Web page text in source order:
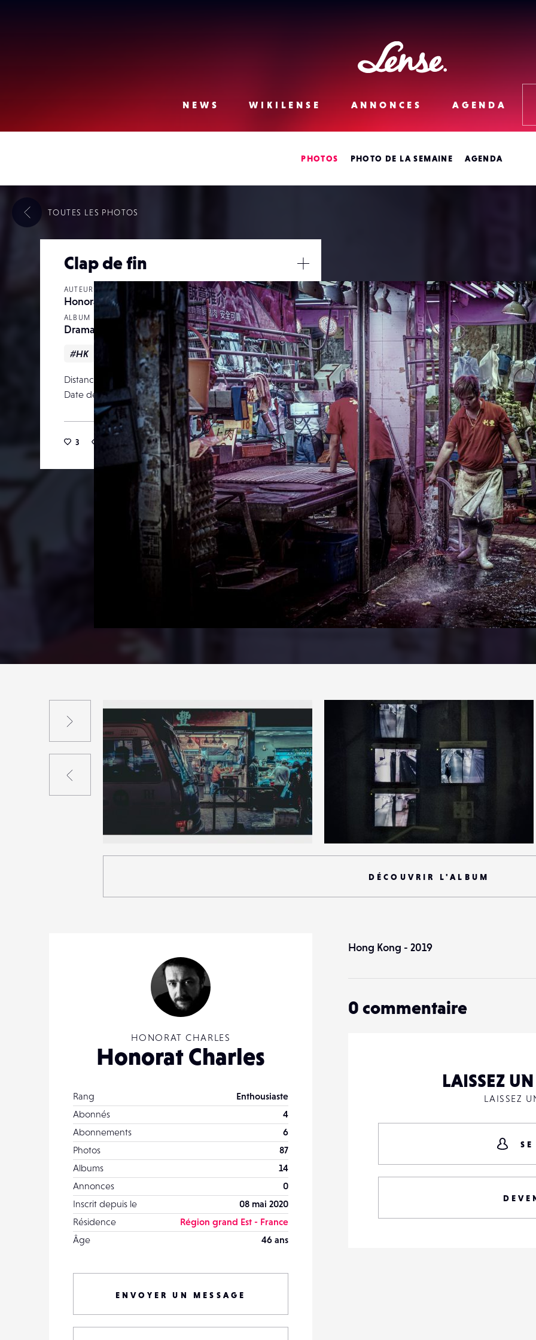
Lense
NEWS
WIKILENSE ANNONCES AGENDA
PHOTOS PHOTO DE LA SEMAINE AGENDA
Clap de fin
AUTEUR
Honoratcharles
ALBUM
Dramaturgie du quotidien
#HK #hongkong #street #streetphoto
Distance focale
0 mm
Date de publication
09 mai 2020
3
/
Fermer
TOUTES LES PHOTOS
21
Suivant
Précédent
DÉCOUVRIR L'ALBUM
HONORAT CHARLES
Honorat Charles
Rang
Enthousiaste
Abonnés
4
Abonnements
6
Photos
87
Albums
14
Annonces
0
Inscrit depuis le
08 mai 2020
Résidence
Région grand Est - France
Âge
46 ans
ENVOYER UN MESSAGE
Hong Kong - 2019
0 commentaire
LAISSEZ
LAISSEZ